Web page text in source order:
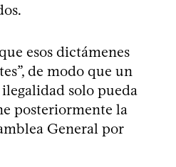
esos dictámenes
de modo que un
solo pueda
posteriormente la
General por